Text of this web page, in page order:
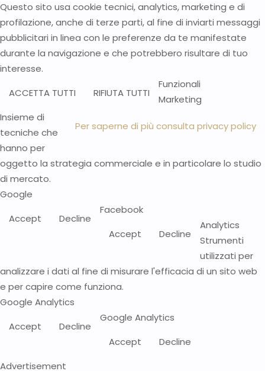
Questo sito usa cookie tecnici, analytics, marketing e di
profilazione, anche di terze parti, al fine di inviarti messaggi
pubblicitari in linea con le preferenze da te manifestate
durante la navigazione e che potrebbero risultare di tuo
interesse.
ACCETTA TUTTI
RIFIUTA TUTTI
Per saperne di più consulta privacy policy
Funzionali
Marketing
Insieme di
tecniche che
hanno per
oggetto la strategia commerciale e in particolare lo studio
di mercato.
Google
Accept
Decline
Facebook
Accept
Decline
Analytics
Strumenti
utilizzati per
analizzare i dati al fine di misurare l'efficacia di un sito web
e per capire come funziona.
Google Analytics
Accept
Decline
Google Analytics
Accept
Decline
Advertisement